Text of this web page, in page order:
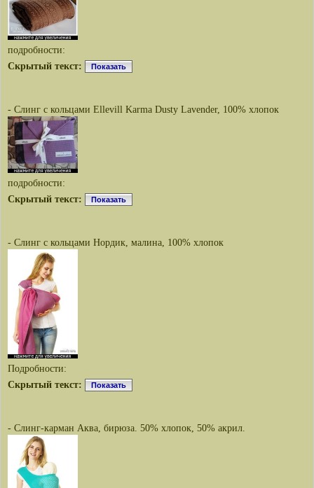
подробности:
Скрытый текст:
Показать
- Слинг с кольцами Ellevill Karma Dusty Lavender, 100% хлопок
подробности:
Скрытый текст:
Показать
- Слинг с кольцами Нордик, малина, 100% хлопок
Подробности:
Скрытый текст:
Показать
- Слинг-карман Аква, бирюза. 50% хлопок, 50% акрил.